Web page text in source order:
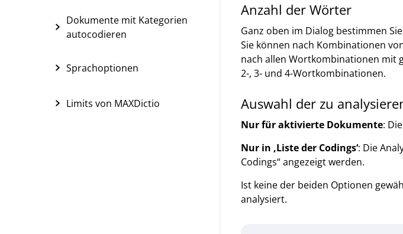
Dokumente mit Kategorien
autocodieren
Sprachoptionen
Limits von MAXDictio
Anzahl der Wörter
Ganz oben im Dialog bestimmen
Sie können nach Kombinationen
nach allen Wortkombinationen mit
2-, 3- und 4-Wortkombinationen.
Auswahl der zu
Nur für aktivierte Dokumente:
Nur in ‚Liste der Codings‘: Die
Codings“ angezeigt werden.
Ist keine der beiden Optionen
analysiert.